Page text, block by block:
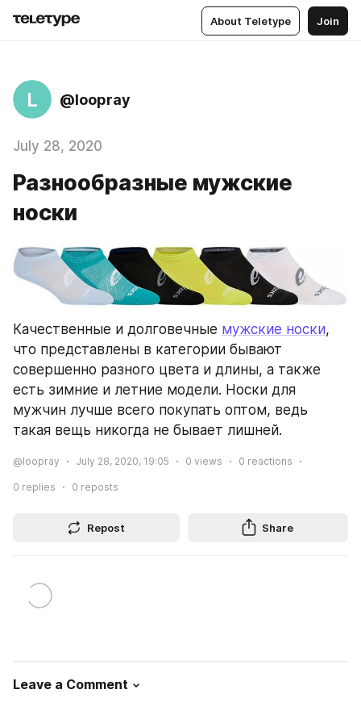
About Teletype Join
L @loopray
July 28, 2020
Разнообразные мужские
носки
Качественные и долговечные мужские носки,
что представлены в категории бывают
совершенно разного цвета и длины, а также
есть зимние и летние модели. Носки для
мужчин лучше всего покупать оптом, ведь
такая вещь никогда не бывает лишней.
@loopray July 28, 2020, 19:05 0 views 0 reactions
0 replies 0 reposts
Repost Share
Leave a Comment